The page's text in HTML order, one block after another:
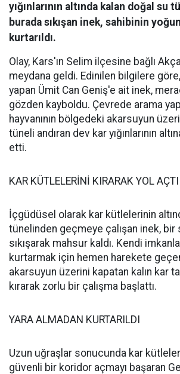
yığınlarının altında kalan doğal su
burada sıkışan inek, sahibinin
kurtarıldı.
Olay, Kars'ın Selim ilçesine bağlı
meydana geldi. Edinilen bilgilere
yapan Ümit Can Geniş'e ait inek,
gözden kayboldu. Çevrede arama
hayvanının bölgedeki akarsuyun
tüneli andıran dev kar yığınlarının
etti.
KAR KÜTLELERİNİ KIRARAK YOL AÇTI
İçgüdüsel olarak kar kütlelerinin
tünelinden geçmeye çalışan inek, bir
sıkışarak mahsur kaldı. Kendi
kurtarmak için hemen harekete
akarsuyun üzerini kapatan kalın kar
kırarak zorlu bir çalışma başlattı.
YARA ALMADAN KURTARILDI
Uzun uğraşlar sonucunda kar
güvenli bir koridor açmayı başaran